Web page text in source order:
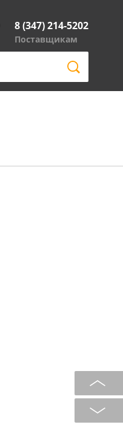
8 (347) 214-5202
Поставщикам